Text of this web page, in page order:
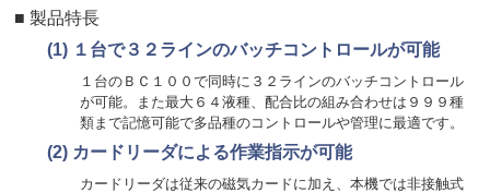
■ 製品特長
(1) １台で３２ラインのバッチコントロールが可能
１台のＢＣ１００で同時に３２ラインのバッチコントロール
が可能。また最大６４液種、配合比の組み合わせは９９９種
類まで記憶可能で多品種のコントロールや管理に最適です。
(2) カードリーダによる作業指示が可能
カードリーダは従来の磁気カードに加え、本機では非接触式